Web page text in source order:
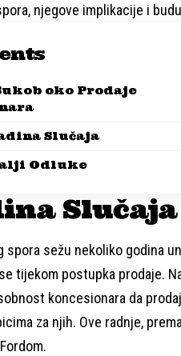
njegove implikacije i
oko Prodaje
Slučaja
Odluke
Slučaja
spora sežu nekoliko godina
tijekom postupka prodaje.
koncesionara da
za njih. Ove radnje,